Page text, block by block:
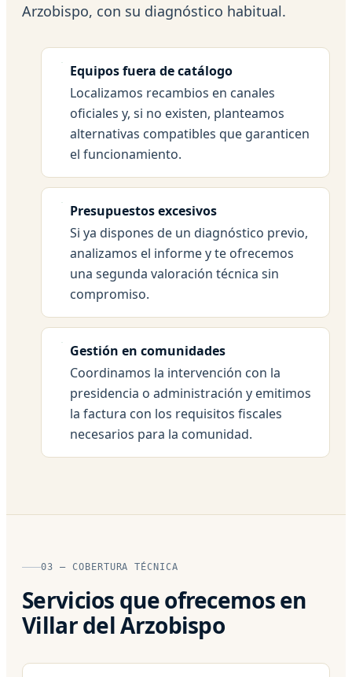
Arzobispo, con su diagnóstico habitual.
Equipos fuera de catálogo
Localizamos recambios en canales
oficiales y, si no existen, planteamos
alternativas compatibles que garanticen
el funcionamiento.
Presupuestos excesivos
Si ya dispones de un diagnóstico previo,
analizamos el informe y te ofrecemos
una segunda valoración técnica sin
compromiso.
Gestión en comunidades
Coordinamos la intervención con la
presidencia o administración y emitimos
la factura con los requisitos fiscales
necesarios para la comunidad.
03 — COBERTURA TÉCNICA
Servicios que ofrecemos en
Villar del Arzobispo